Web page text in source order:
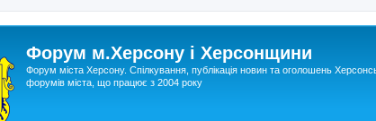
Форум м.Херсону і Херсонщини
Форум міста Херсону. Спілкування, публікація новин та оголошень
форумів міста, що працює з 2004 року